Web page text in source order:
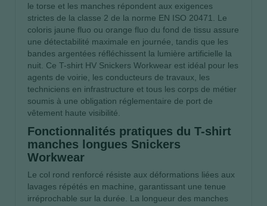
le torse et les manches répondent aux exigences
strictes de la classe 2 de la norme EN ISO 20471. Le
coloris jaune fluo ou orange fluo du fond de tissu assure
une détectabilité maximale en journée, tandis que les
bandes argentées réfléchissent la lumière artificielle la
nuit. Ce T-shirt HV Snickers Workwear est idéal pour les
agents de voirie, les conducteurs de travaux, les
techniciens en infrastructure et tous les corps de métier
soumis à une obligation réglementaire de port de
vêtement haute visibilité.
Fonctionnalités pratiques du T-shirt
manches longues Snickers
Workwear
Le col rond renforcé résiste aux déformations liées aux
lavages répétés en machine, garantissant une tenue
irréprochable sur la durée. La longueur des manches